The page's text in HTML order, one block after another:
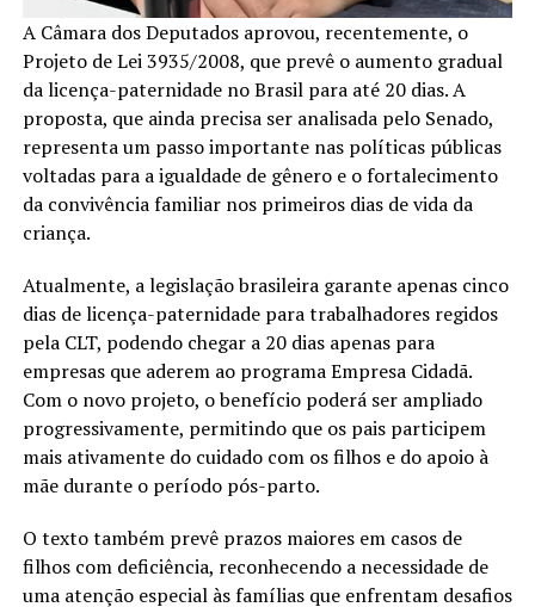
A Câmara dos Deputados aprovou, recentemente, o
Projeto de Lei 3935/2008, que prevê o aumento gradual
da licença-paternidade no Brasil para até 20 dias. A
proposta, que ainda precisa ser analisada pelo Senado,
representa um passo importante nas políticas públicas
voltadas para a igualdade de gênero e o fortalecimento
da convivência familiar nos primeiros dias de vida da
criança.
Atualmente, a legislação brasileira garante apenas cinco
dias de licença-paternidade para trabalhadores regidos
pela CLT, podendo chegar a 20 dias apenas para
empresas que aderem ao programa Empresa Cidadã.
Com o novo projeto, o benefício poderá ser ampliado
progressivamente, permitindo que os pais participem
mais ativamente do cuidado com os filhos e do apoio à
mãe durante o período pós-parto.
O texto também prevê prazos maiores em casos de
filhos com deficiência, reconhecendo a necessidade de
uma atenção especial às famílias que enfrentam desafios